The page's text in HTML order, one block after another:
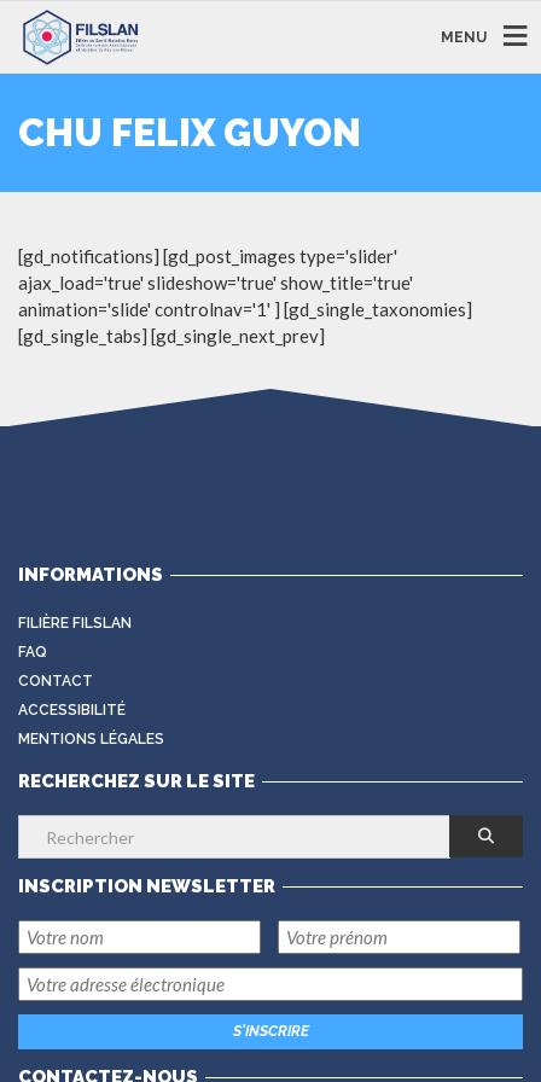
MENU
CHU FELIX GUYON
[gd_notifications] [gd_post_images type='slider'
ajax_load='true' slideshow='true' show_title='true'
animation='slide' controlnav='1' ] [gd_single_taxonomies]
[gd_single_tabs] [gd_single_next_prev]
INFORMATIONS
FILIÈRE FILSLAN
FAQ
CONTACT
ACCESSIBILITÉ
MENTIONS LÉGALES
RECHERCHEZ SUR LE SITE
INSCRIPTION NEWSLETTER
CONTACTEZ-NOUS